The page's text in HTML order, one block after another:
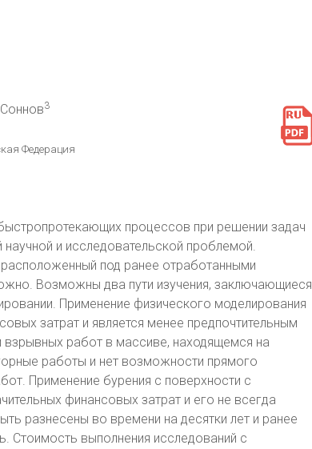
3
Федерация
процессов при решении задач
и исследовательской проблемой.
под ранее отработанными
Возможны два пути изучения, заключающиеся
Применение физического моделирования
затрат и является менее предпочтительным
взрывных работ в массиве, находящемся на
работы и нет возможности прямого
Применение бурения с поверхности с
финансовых затрат и его не всегда
разнесены во времени на десятки лет и ранее
Стоимость выполнения исследований с